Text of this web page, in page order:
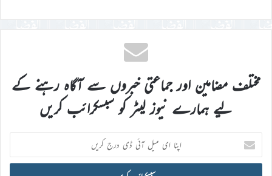
مختلف مضامین اور جماعتی خبروں سے آگاہ رہنے کے
لیے ہمارے نیوز لیٹر کو سبسکرائب کریں
اپنا
ای
میل